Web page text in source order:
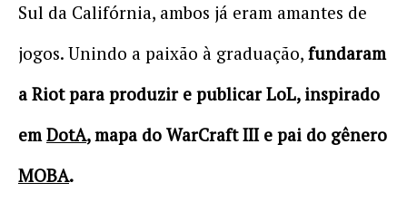
Sul da Califórnia, ambos já eram amantes de
jogos. Unindo a paixão à graduação, fundaram
a Riot para produzir e publicar LoL, inspirado
emDotA, mapa do WarCraft III e pai do gênero
MOBA.